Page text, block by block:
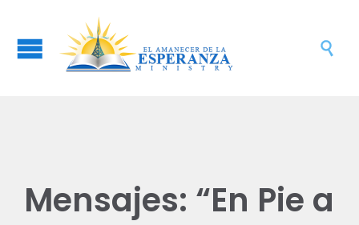

Mensajes: “En Pie a